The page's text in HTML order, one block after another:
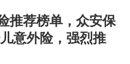
推荐榜单，众安保
意外险，强烈推